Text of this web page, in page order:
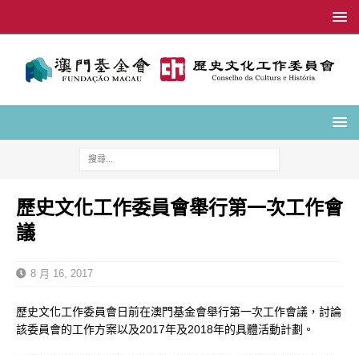
歷史文化工作委員會舉行第一次工作會
議
8 月 16, 2017
歷史文化工作委員會日前在澳門基金會舉行第一次工作會議，討論
該委員會的工作方案以及2017年及2018年的具體活動計劃。